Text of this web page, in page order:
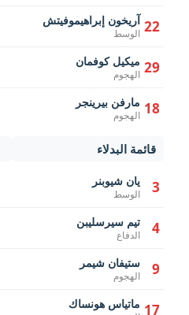
22 آريخون إبراهيموفيتش
الوسط
29 ميكيل كوفمان
الهجوم
18 مارفن بيرينجر
الهجوم
قائمة البدلاء
3 يان شيوبنر
الوسط
4 تيم سيرسليبن
الدفاع
9 ستيفان شيمر
الهجوم
17 ماتياس هونساك